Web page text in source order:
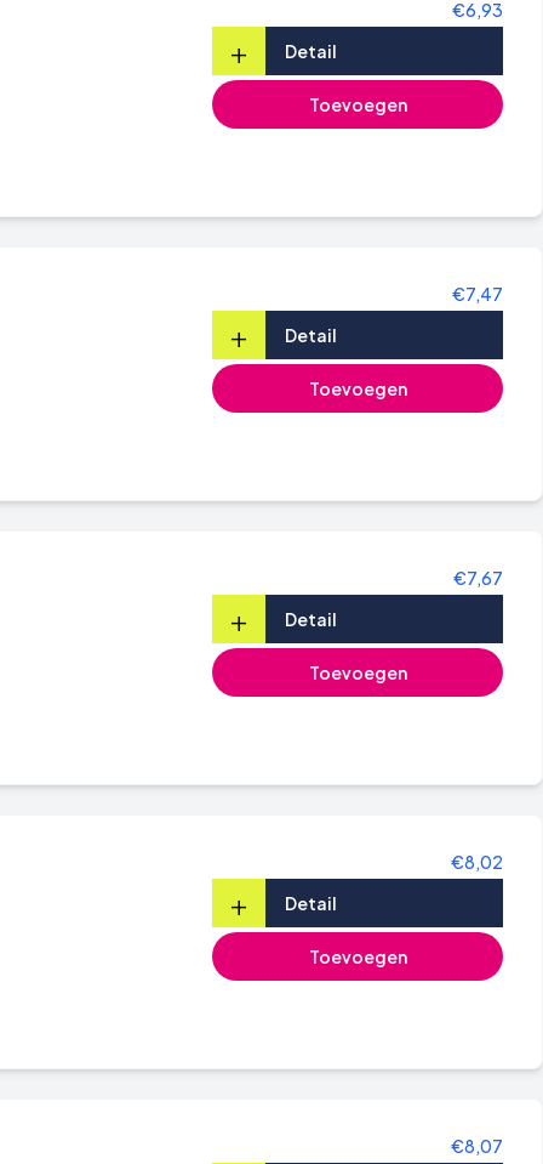
€6,93
+ Detail
Toevoegen
€7,47
+ Detail
Toevoegen
€7,67
+ Detail
Toevoegen
€8,02
+ Detail
Toevoegen
€8,07